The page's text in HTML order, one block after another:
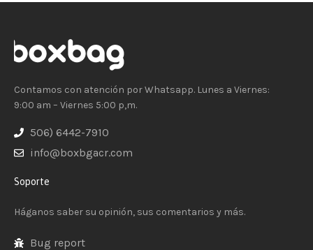
Contamos con atención por Whatsapp. Lunes a Viernes:
9:00 am – Viernes 5:00 p,m.
506) 6442-7910
info@boxbgacr.com
Soporte
Háganos saber su opinión, sus comentarios y más.
Bug report